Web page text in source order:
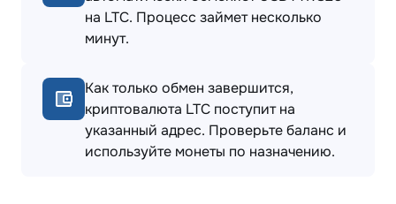
на LTC. Процесс займет несколько
минут.
Как только обмен завершится,
криптовалюта LTC поступит на
указанный адрес. Проверьте баланс и
используйте монеты по назначению.